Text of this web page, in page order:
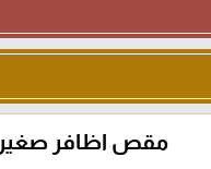
مقص اظافر صغير